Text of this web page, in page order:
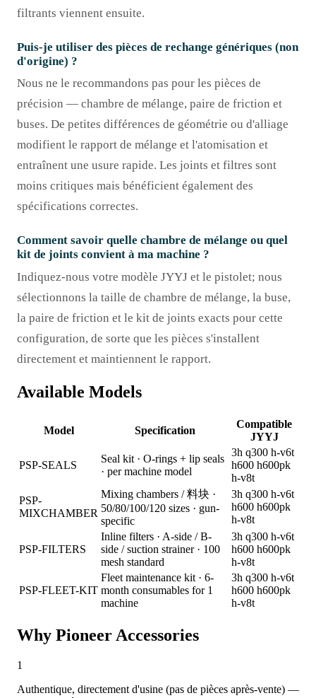
filtrants viennent ensuite.
Puis-je utiliser des pièces de rechange génériques (non
d'origine) ?
Nous ne le recommandons pas pour les pièces de
précision — chambre de mélange, paire de friction et
buses. De petites différences de géométrie ou d'alliage
modifient le rapport de mélange et l'atomisation et
entraînent une usure rapide. Les joints et filtres sont
moins critiques mais bénéficient également des
spécifications correctes.
Comment savoir quelle chambre de mélange ou quel
kit de joints convient à ma machine ?
Indiquez-nous votre modèle JYYJ et le pistolet; nous
sélectionnons la taille de chambre de mélange, la buse,
la paire de friction et le kit de joints exacts pour cette
configuration, de sorte que les pièces s'installent
directement et maintiennent le rapport.
Available Models
Model Specification
Compatible
JYYJ
PSP-SEALS
Seal kit · O-rings + lip seals
· per machine model
3h q300 h-v6t
h600 h600pk
h-v8t
PSP-
MIXCHAMBER
Mixing chambers / 料块 ·
50/80/100/120 sizes · gun-
specific
3h q300 h-v6t
h600 h600pk
h-v8t
PSP-FILTERS
Inline filters · A-side / B-
side / suction strainer · 100
mesh standard
3h q300 h-v6t
h600 h600pk
h-v8t
PSP-FLEET-KIT
Fleet maintenance kit · 6-
month consumables for 1
machine
3h q300 h-v6t
h600 h600pk
h-v8t
Why Pioneer Accessories
1
Authentique, directement d'usine (pas de pièces après-vente) —